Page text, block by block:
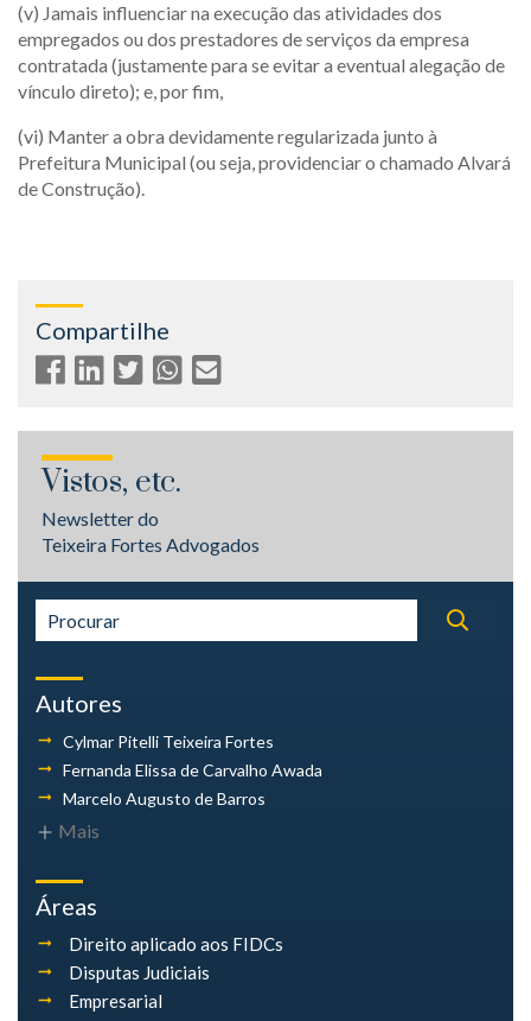
(v) Jamais influenciar na execução das atividades dos
empregados ou dos prestadores de serviços da empresa
contratada (justamente para se evitar a eventual alegação de
vínculo direto); e, por fim,
(vi) Manter a obra devidamente regularizada junto à
Prefeitura Municipal (ou seja, providenciar o chamado Alvará
de Construção).
Compartilhe
Vistos, etc.
Newsletter do
Teixeira Fortes Advogados
Autores
Cylmar Pitelli Teixeira Fortes
Fernanda Elissa de Carvalho Awada
Marcelo Augusto de Barros
Mais
Áreas
Direito aplicado aos FIDCs
Disputas Judiciais
Empresarial